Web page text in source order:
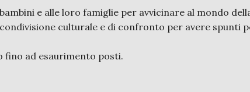
e alle loro famiglie per avvicinare al mondo
culturale e di confronto per avere spunti
ad esaurimento posti.